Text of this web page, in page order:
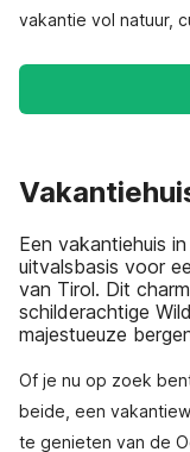
vakantie vol natuur,
Een vakantiehuis
uitvalsbasis voor
van Tirol. Dit
schilderachtige
majestueuze
Of je nu op zoek
beide, een
te genieten van de